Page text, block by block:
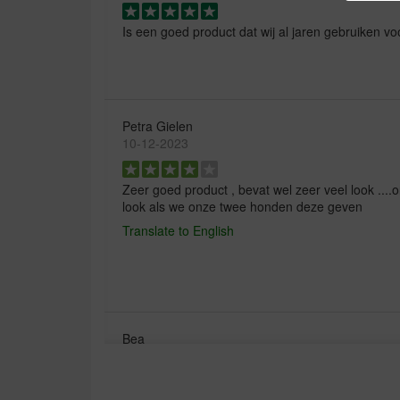
Is een goed product dat wij al jaren gebruiken
Petra Gielen
10-12-2023
Zeer goed product , bevat wel zeer veel look
look als we onze twee honden deze geven
Translate to English
Bea